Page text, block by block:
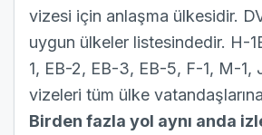
vizesi için anlaşma ülkesidir.
uygun ülkeler listesindedir. H-
1, EB-2, EB-3, EB-5, F-1, M-1,
vizeleri tüm ülke vatandaşlarına
Birden fazla yol aynı anda